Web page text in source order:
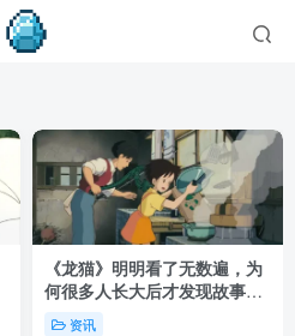
《龙猫》明明看了无数遍，为
何很多人长大后才发现故事根
本不在 1988 年！
资讯